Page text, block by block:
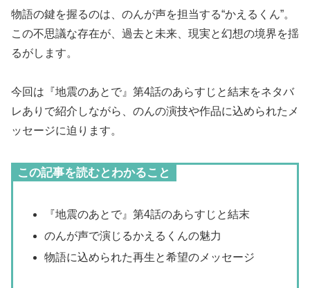
物語の鍵を握るのは、のんが声を担当する“かえるくん”。
この不思議な存在が、過去と未来、現実と幻想の境界を揺
るがします。
今回は『地震のあとで』第4話のあらすじと結末をネタバ
レありで紹介しながら、のんの演技や作品に込められたメ
ッセージに迫ります。
この記事を読むとわかること
『地震のあとで』第4話のあらすじと結末
のんが声で演じるかえるくんの魅力
物語に込められた再生と希望のメッセージ